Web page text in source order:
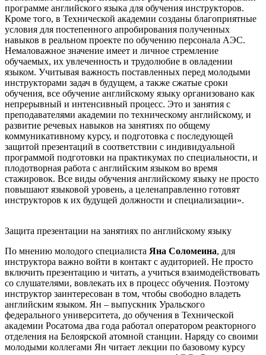
программе английского языка для обучения инструкторов.
Кроме того, в Технической академии созданы благоприятные
условия для постепенного апробирования полученных
навыков в реальном проекте по обучению персонала АЭС.
Немаловажное значение имеет и личное стремление
обучаемых, их увлеченность и трудолюбие в овладении
языком. Учитывая важность поставленных перед молодыми
инструкторами задач в будущем, а также сжатые сроки
обучения, все обучение английскому языку организовано как
непрерывный и интенсивный процесс. Это и занятия с
преподавателями академии по техническому английскому, и
развитие речевых навыков на занятиях по общему
коммуникативному курсу, и подготовка с последующей
защитой презентаций в соответствии с индивидуальной
программой подготовки на практикумах по специальности, и
плодотворная работа с английским языком во время
стажировок. Все виды обучения английскому языку не просто
повышают языковой уровень, а целенаправленно готовят
инструкторов к их будущей должности и специализации».
Защита презентации на занятиях по английскому языку
По мнению молодого специалиста Яна Соломеина, для
инструктора важно войти в контакт с аудиторией. Не просто
включить презентацию и читать, а учиться взаимодействовать
со слушателями, вовлекать их в процесс обучения. Поэтому
инструктор заинтересован в том, чтобы свободно владеть
английским языком. Ян – выпускник Уральского
федерального университета, до обучения в Технической
академии Росатома два года работал оператором реакторного
отделения на Белоярской атомной станции. Наряду со своими
молодыми коллегами Ян читает лекции по базовому курсу